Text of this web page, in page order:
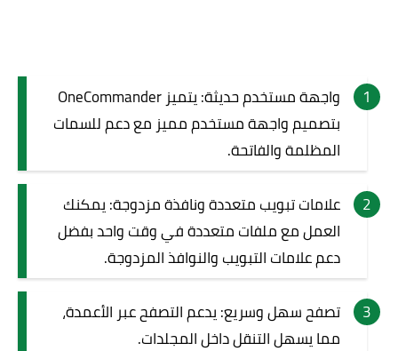
واجهة مستخدم حديثة: يتميز OneCommander
بتصميم واجهة مستخدم مميز مع دعم للسمات
المظلمة والفاتحة.
علامات تبويب متعددة ونافذة مزدوجة: يمكنك
العمل مع ملفات متعددة في وقت واحد بفضل
دعم علامات التبويب والنوافذ المزدوجة.
تصفح سهل وسريع: يدعم التصفح عبر الأعمدة،
مما يسهل التنقل داخل المجلدات.